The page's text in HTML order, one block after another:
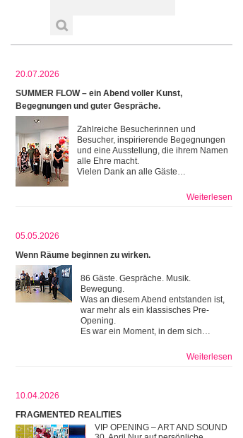
20.07.2026
SUMMER FLOW – ein Abend voller Kunst,
Begegnungen und guter Gespräche.
Zahlreiche Besucherinnen und
Besucher, inspirierende Begegnungen
und eine Ausstellung, die ihrem Namen
alle Ehre macht.
Vielen Dank an alle Gäste…
Weiterlesen
05.05.2026
Wenn Räume beginnen zu wirken.
86 Gäste. Gespräche. Musik.
Bewegung.
Was an diesem Abend entstanden ist,
war mehr als ein klassisches Pre-
Opening.
Es war ein Moment, in dem sich…
Weiterlesen
10.04.2026
FRAGMENTED REALITIES
VIP OPENING – ART AND SOUND